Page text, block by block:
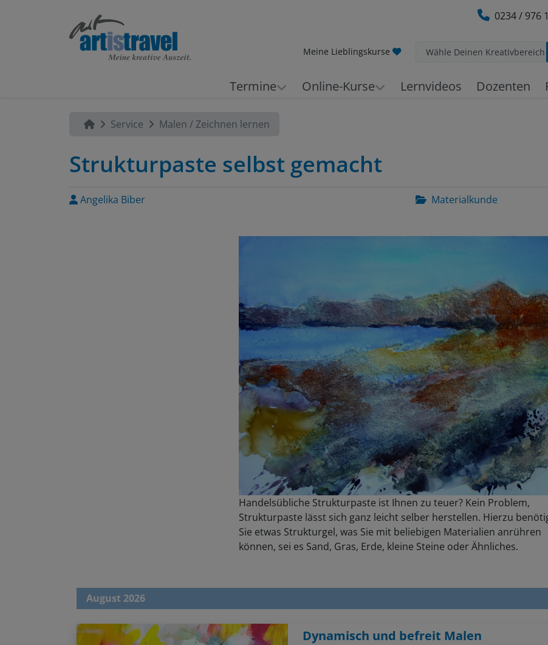
0234 / 976
Meine Lieblingskurse Wähle Deinen Kreativbereich
Termine Online-Kurse Lernvideos Dozenten
Service Malen / Zeichnen lernen
Strukturpaste selbst gemacht
Angelika Biber Materialkunde
Handelsübliche Strukturpaste ist Ihnen zu teuer? Kein Problem,
Strukturpaste lässt sich ganz leicht selber herstellen. Hierzu
Sie etwas Strukturgel, was Sie mit beliebigen Materialien anrühren
können, sei es Sand, Gras, Erde, kleine Steine oder Ähnliches.
August 2026
Dynamisch und befreit Malen